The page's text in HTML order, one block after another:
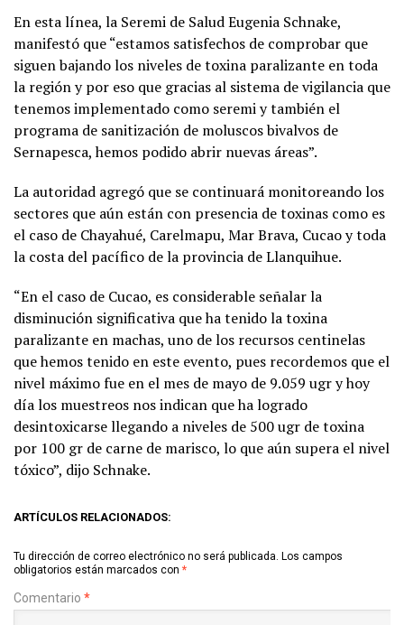
En esta línea, la Seremi de Salud Eugenia Schnake,
manifestó que “estamos satisfechos de comprobar que
siguen bajando los niveles de toxina paralizante en toda
la región y por eso que gracias al sistema de vigilancia que
tenemos implementado como seremi y también el
programa de sanitización de moluscos bivalvos de
Sernapesca, hemos podido abrir nuevas áreas”.
La autoridad agregó que se continuará monitoreando los
sectores que aún están con presencia de toxinas como es
el caso de Chayahué, Carelmapu, Mar Brava, Cucao y toda
la costa del pacífico de la provincia de Llanquihue.
“En el caso de Cucao, es considerable señalar la
disminución significativa que ha tenido la toxina
paralizante en machas, uno de los recursos centinelas
que hemos tenido en este evento, pues recordemos que el
nivel máximo fue en el mes de mayo de 9.059 ugr y hoy
día los muestreos nos indican que ha logrado
desintoxicarse llegando a niveles de 500 ugr de toxina
por 100 gr de carne de marisco, lo que aún supera el nivel
tóxico”, dijo Schnake.
ARTÍCULOS RELACIONADOS:
Tu dirección de correo electrónico no será publicada. Los campos
obligatorios están marcados con *
Comentario *